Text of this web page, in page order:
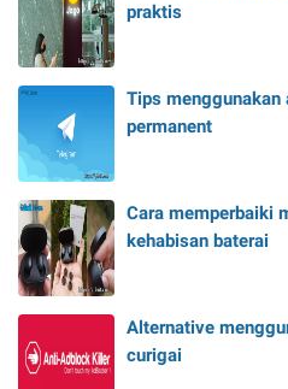
praktis
Tips menggunakan
permanent
Cara memperbaiki
kehabisan baterai
Alternative
curigai